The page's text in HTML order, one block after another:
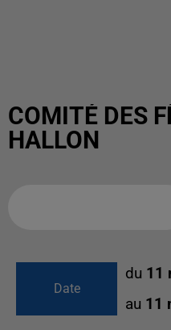
COMITÉ DES
HALLON
Date
du 11
au 11